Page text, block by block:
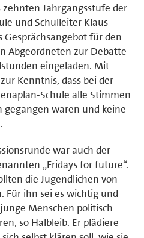
zehnten Jahrgangsstufe der
und Schulleiter Klaus
für den
Abgeordneten zur Debatte
eingeladen. Mit
Kenntnis, dass bei der
Schule alle Stimmen
gegangen waren und keine
war auch der
„Fridays for future“.
die Jugendlichen von
Für ihn sei es wichtig und
Menschen politisch
so Halbleib. Er plädiere